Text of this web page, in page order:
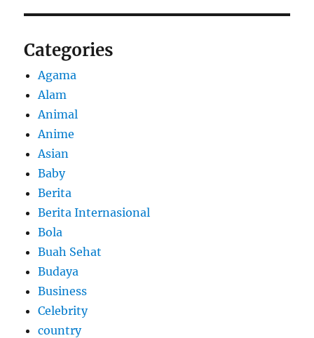
Categories
Agama
Alam
Animal
Anime
Asian
Baby
Berita
Berita Internasional
Bola
Buah Sehat
Budaya
Business
Celebrity
country